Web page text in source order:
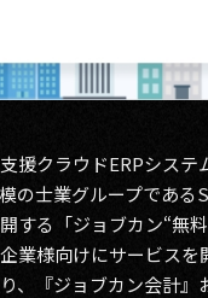
援クラウドERPシス
の士業グループであ
する「ジョブカン“無
業様向けにサービスを
、『ジョブカン会計